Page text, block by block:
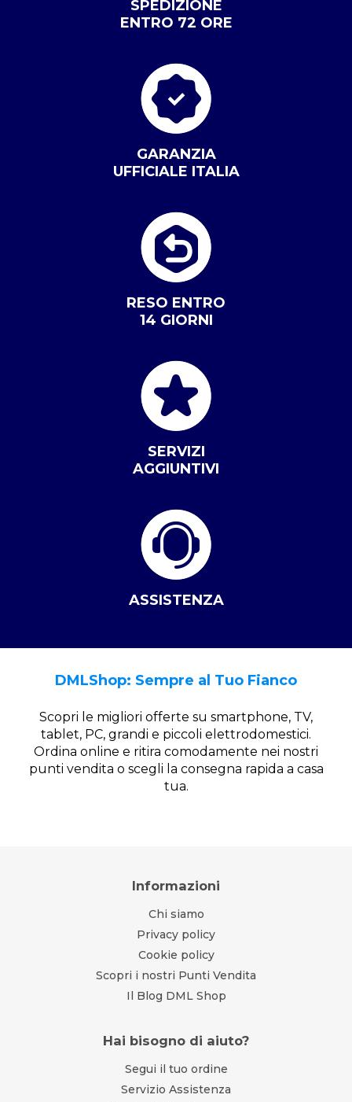
SPEDIZIONE
ENTRO 72 ORE
GARANZIA
UFFICIALE ITALIA
RESO ENTRO
14 GIORNI
SERVIZI
AGGIUNTIVI
ASSISTENZA
DMLShop: Sempre al Tuo Fianco
Scopri le migliori offerte su smartphone, TV,
tablet, PC, grandi e piccoli elettrodomestici.
Ordina online e ritira comodamente nei nostri
punti vendita o scegli la consegna rapida a casa
tua.
Informazioni
Chi siamo
Privacy policy
Cookie policy
Scopri i nostri Punti Vendita
Il Blog DML Shop
Hai bisogno di aiuto?
Segui il tuo ordine
Servizio Assistenza